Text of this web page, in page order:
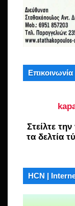
Επικοινωνία
Στείλτε
τα δελτία
HCN |